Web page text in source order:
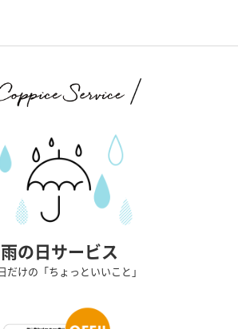
雨の日サービス
だけの「ちょっといいこと」